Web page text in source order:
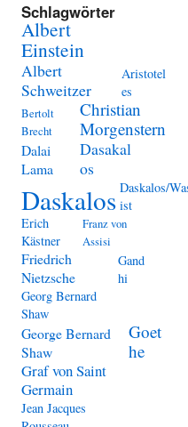
Schlagwörter
Albert
Einstein
Albert
Schweitzer
Aristotel
es
Bertolt
Brecht
Christian
Morgenstern
Dalai
Lama
Dasakal
os
Daskalos Daskalos/
ist
Erich
Kästner
Franz von
Assisi
Friedrich
Nietzsche
Gand
hi
Georg Bernard
Shaw
George Bernard
Shaw
Goet
he
Graf von Saint
Germain
Jean Jacques